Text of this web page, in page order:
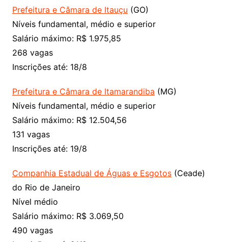
Prefeitura e Câmara de Itauçu (GO)
Níveis fundamental, médio e superior
Salário máximo: R$ 1.975,85
268 vagas
Inscrições até: 18/8
Prefeitura e Câmara de Itamarandiba (MG)
Níveis fundamental, médio e superior
Salário máximo: R$ 12.504,56
131 vagas
Inscrições até: 19/8
Companhia Estadual de Águas e Esgotos(Ceade)
do Rio de Janeiro
Nível médio
Salário máximo: R$ 3.069,50
490 vagas